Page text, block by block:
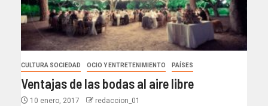
CULTURA SOCIEDAD OCIO Y ENTRETENIMIENTO PAÍSES
Ventajas de las bodas al aire libre
10 enero, 2017 redaccion_01